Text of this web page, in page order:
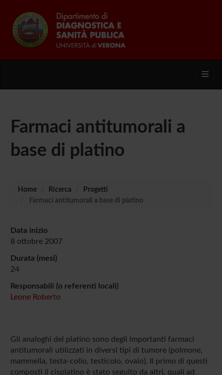
Farmaci antitumorali a
base di platino
Home Ricerca
Progetti
Farmaci antitumorali a base di platino
Data inizio
8 ottobre 2007
Durata (mesi)
24
Responsabili (o referenti locali)
Leone Roberto
Gli analoghi del platino sono degli importanti farmaci
antitumorali utilizzati in diversi tipi di tumore (polmone,
mammella, testa-collo, testicolo, ovaio). Il primo di questi
composti il cisplatino è stato seguito da altri, quali ad